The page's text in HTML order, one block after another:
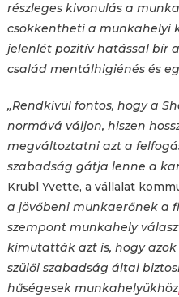
részleges kivonulás a
csökkentheti a munkahelyi
jelenlét pozitív hatással bír
család mentálhigiénés és
„Rendkívül fontos, hogy a
normává váljon, hiszen
megváltoztatni azt a
szabadság gátja lenne a
Krubl Yvette, a vállalat
a jövőbeni munkaerőnek a
szempont munkahely
kimutatták azt is, hogy
szülői szabadság által
hűségesek munkahelyükhöz